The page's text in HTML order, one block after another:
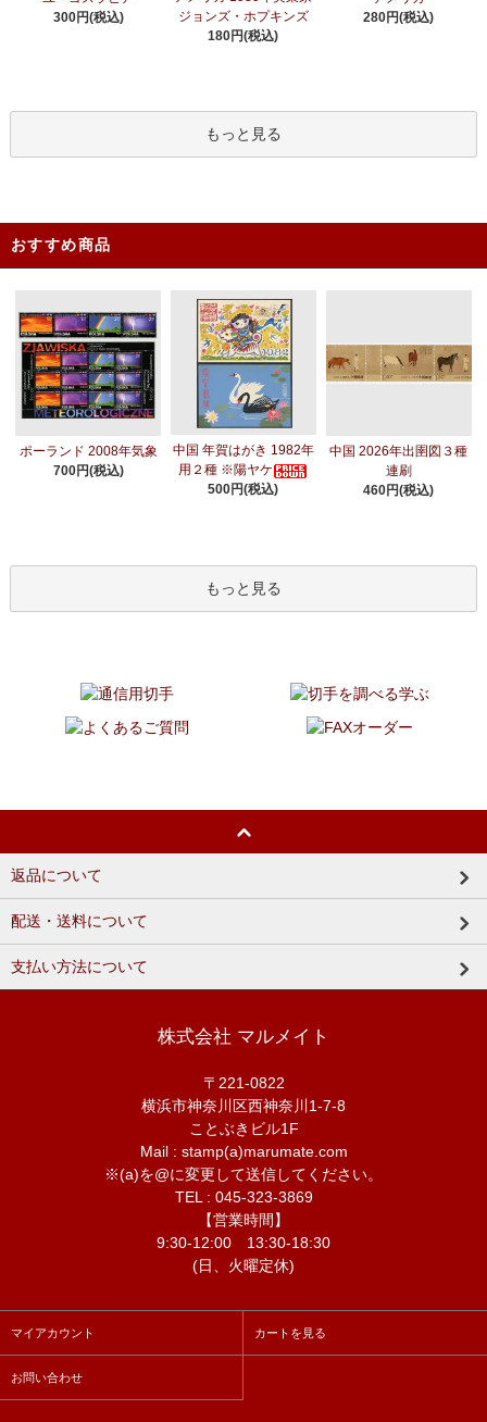
300円(税込)
ジョンズ・ホプキンズ
180円(税込)
280円(税込)
もっと見る
おすすめ商品
ポーランド 2008年気象
700円(税込)
中国 年賀はがき 1982年
用２種 ※陽ヤケ
500円(税込)
中国 2026年出圉図３種
連刷
460円(税込)
もっと見る
返品について
配送・送料について
支払い方法について
株式会社 マルメイト
〒221-0822
横浜市神奈川区西神奈川1-7-8
ことぶきビル1F
Mail : stamp(a)marumate.com
※(a)を@に変更して送信してください。
TEL : 045-323-3869
【営業時間】
9:30-12:00 13:30-18:30
(日、火曜定休)
マイアカウント カートを見る
お問い合わせ